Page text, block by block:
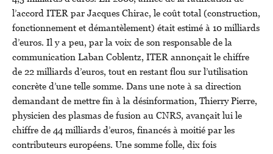
l’accord ITER par Jacques Chirac, le coût total (construction,
fonctionnement et démantèlement) était estimé à 10 milliards
d’euros. Il y a peu, par la voix de son responsable de la
communication Laban Coblentz, ITER annonçait le chiffre
de 22 milliards d’euros, tout en restant flou sur l’utilisation
concrète d’une telle somme. Dans une note à sa direction
demandant de mettre fin à la désinformation, Thierry Pierre,
physicien des plasmas de fusion au CNRS, avançait lui le
chiffre de 44 milliards d’euros, financés à moitié par les
contributeurs européens. Une somme folle, dix fois